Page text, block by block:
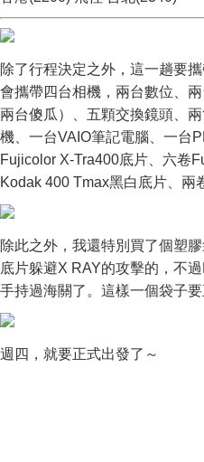
除了行程決定之外，這一趟要
會攜帶四台相機，兩台數位、
兩台傻瓜）、五顆交換鏡頭、
機、一台VAIO筆記電腦、一台
Fujicolor X-Tra400底片、六卷
Kodak 400 Tmax黑白底片、兩
除此之外，我還特別買了個塑
底片躲避X RAY的攻擊的，不
手持過海關了。這樣一個袋子要
週四，就要正式出發了～